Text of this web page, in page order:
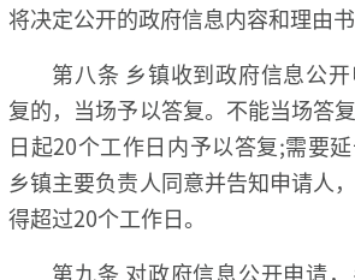
将决定公开的政府信息内容和理由书
第八条 乡镇收到政府信息公
复的，当场予以答复。不能当场答
日起20个工作日内予以答复;需要
乡镇主要负责人同意并告知申请人
得超过20个工作日。
第九条 对政府信息公开申请